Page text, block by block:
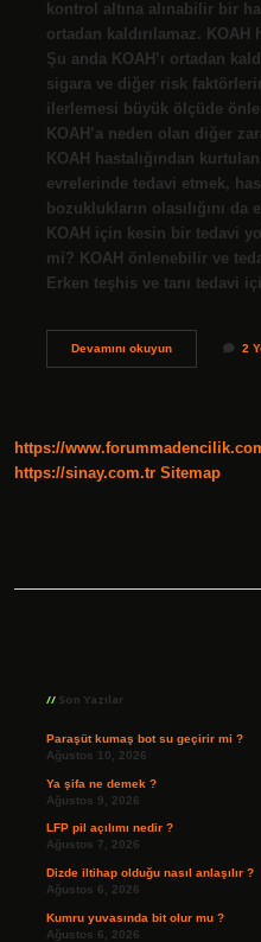
kontrol altına alınabilir bir
ortadan kaldırılamaz. KOAH
Şu anda KOAH’ı ortadan
sigara ve diğer risk
ilerlemesi büyük ölçüde
KOAH’a neden olan diğer
KOAH hastalığından
evrelerinde tedavi etmek,
bozuklukların olasılığını
KOAH için kesin bir tedavi
mi? KOAH önlenebilir ve
Erken teşhis ve tanı tedavi
Devamını okuyunKoah
2
https://
https://sinay.com.tr Sitemap
Son Yazılar
Paraşüt kumaş bot su geçirir mi ?
Ağustos 10, 2026
Ya şifa ne demek ?
Ağustos 9, 2026
LFP pil açılımı nedir ?
Ağustos 7, 2026
Dizde iltihap olduğu nasıl anlaşılır ?
Ağustos 6, 2026
Kumru yuvasında bit olur mu ?
Ağustos 6, 2026